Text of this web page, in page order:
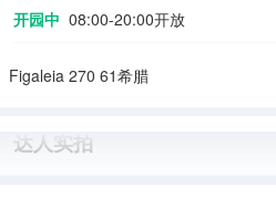
开园中 08:00-20:00开放
Figaleia 270 61希腊
达人实拍